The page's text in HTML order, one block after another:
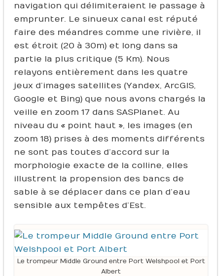
navigation qui délimiteraient le passage à
emprunter. Le sinueux canal est réputé
faire des méandres comme une rivière, il
est étroit (20 à 30m) et long dans sa
partie la plus critique (5 Km). Nous
relayons entièrement dans les quatre
jeux d’images satellites (Yandex, ArcGIS,
Google et Bing) que nous avons chargés la
veille en zoom 17 dans SASPlanet. Au
niveau du « point haut », les images (en
zoom 18) prises à des moments différents
ne sont pas toutes d’accord sur la
morphologie exacte de la colline, elles
illustrent la propension des bancs de
sable à se déplacer dans ce plan d’eau
sensible aux tempêtes d’Est.
Le trompeur Middle Ground entre Port Welshpool et Port
Albert